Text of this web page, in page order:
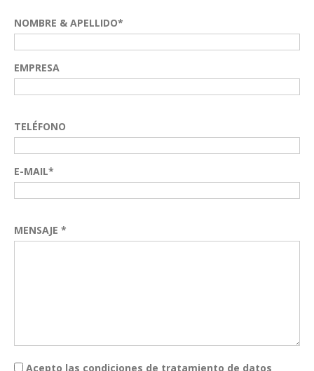
NOMBRE & APELLIDO*
EMPRESA
TELÉFONO
E-MAIL*
MENSAJE *
Acepto las condiciones de tratamiento de datos